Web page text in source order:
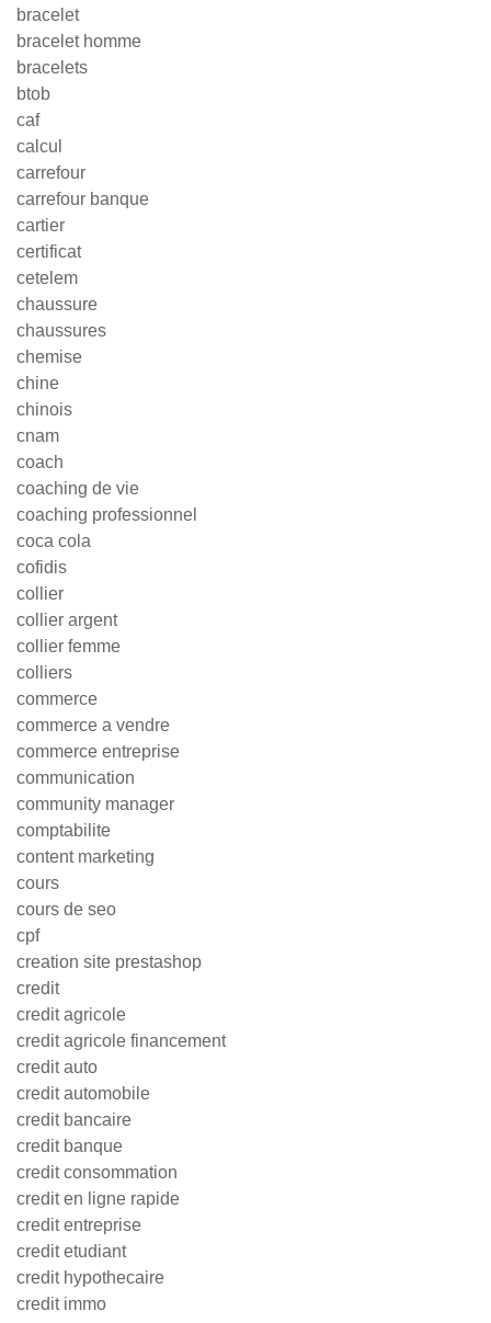
bracelet
bracelet homme
bracelets
btob
caf
calcul
carrefour
carrefour banque
cartier
certificat
cetelem
chaussure
chaussures
chemise
chine
chinois
cnam
coach
coaching de vie
coaching professionnel
coca cola
cofidis
collier
collier argent
collier femme
colliers
commerce
commerce a vendre
commerce entreprise
communication
community manager
comptabilite
content marketing
cours
cours de seo
cpf
creation site prestashop
credit
credit agricole
credit agricole financement
credit auto
credit automobile
credit bancaire
credit banque
credit consommation
credit en ligne rapide
credit entreprise
credit etudiant
credit hypothecaire
credit immo